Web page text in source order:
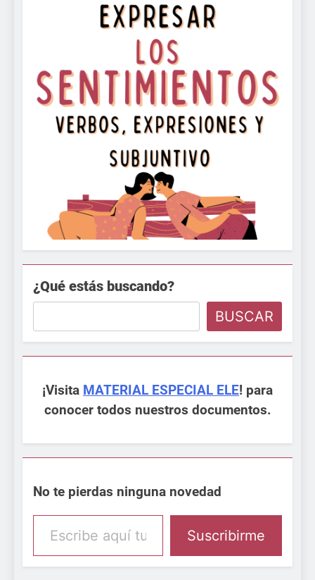
¿Qué estás buscando?
BUSCAR
¡Visita MATERIAL ESPECIAL ELE! para
conocer todos nuestros documentos.
No te pierdas ninguna novedad
Escribe aquí tu email
Suscribirme